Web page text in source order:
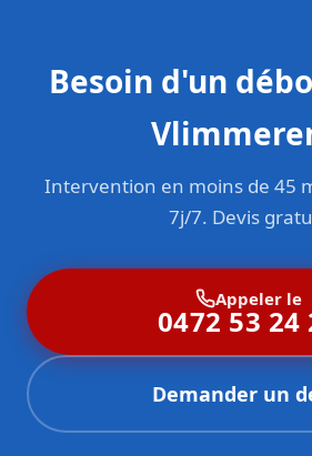
Besoin d'un
Intervention en moins de 45
7j/7. Devis
Appeler le
0472 53 24
Demander un